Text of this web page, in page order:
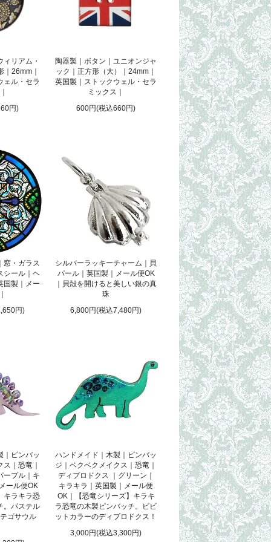
リアム・
26mm｜
ェル・セラ
円)
陶器製｜ボタン｜ユニオンジャ
ック｜正方形（大）｜24mm｜
英国製｜ストックウェル・セラ
ミックス｜
600円(税込660円)
窓・ガラス
シール｜ヘ
国製｜メー
円)
シルバーラッキーチャーム｜貝
パール｜英国製｜メール便OK
｜貝殻を開けると美しい銀の真
珠
6,800円(税込7,480円)
｜ピンバッ
｜恐竜｜
ープル｜キ
ール便OK
キラキラ恐
。パステル
ゴサウル
ハンドメイド｜木製｜ピンバッ
ジ｜ベクベクメイクス｜恐竜｜
ディプロドクス ｜グリーン｜
キラキラ｜英国製｜メール便
OK｜【恐竜シリーズ】キラキ
ラ恐竜の木製ピンバッチ。ビビ
ットカラーのディプロドクス！
3,000円(税込3,300円)